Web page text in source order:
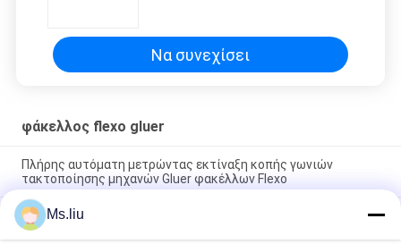
Να συνεχίσει
φάκελλος flexo gluer
Πλήρης αυτόματη μετρώντας εκτίναξη κοπής γωνιών
τακτοποίησης μηχανών Gluer φακέλλων Flexo
φάκελλος Gluer, πλήρως αυτόματο κιβώτιο εκτυπωτών
1200x2400mm Flexo χαρτοκιβωτίων που κατασκευάζει τη
Ms.liu